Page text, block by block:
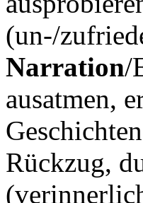
(un-/
Narration/
ausatmen,
Rückzug,